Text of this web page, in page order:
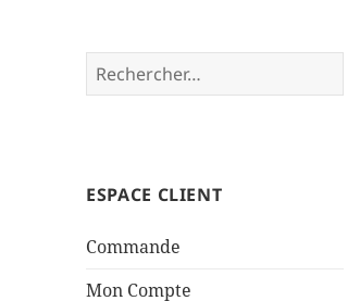
Rechercher :
ESPACE CLIENT
Commande
Mon Compte